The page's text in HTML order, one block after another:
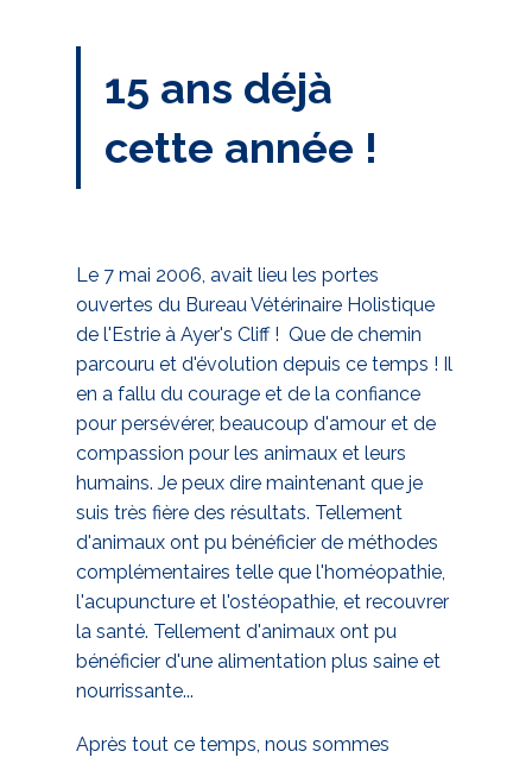
15 ans déjà
cette année !
Le 7 mai 2006, avait lieu les portes
ouvertes du Bureau Vétérinaire Holistique
de l'Estrie à Ayer's Cliff ! Que de chemin
parcouru et d'évolution depuis ce temps ! Il
en a fallu du courage et de la confiance
pour persévérer, beaucoup d'amour et de
compassion pour les animaux et leurs
humains. Je peux dire maintenant que je
suis très fière des résultats. Tellement
d'animaux ont pu bénéficier de méthodes
complémentaires telle que l'homéopathie,
l'acupuncture et l'ostéopathie, et recouvrer
la santé. Tellement d'animaux ont pu
bénéficier d'une alimentation plus saine et
nourrissante...
Après tout ce temps, nous sommes